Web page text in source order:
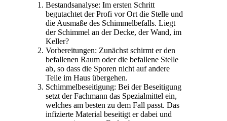
Bestandsanalyse: Im ersten Schritt
begutachtet der Profi vor Ort die Stelle und
die Ausmaße des Schimmelbefalls. Liegt
der Schimmel an der Decke, der Wand, im
Keller?
Vorbereitungen: Zunächst schirmt er den
befallenen Raum oder die befallene Stelle
ab, so dass die Sporen nicht auf andere
Teile im Haus übergehen.
Schimmelbeseitigung: Bei der Beseitigung
setzt der Fachmann das Spezialmittel ein,
welches am besten zu dem Fall passt. Das
infizierte Material beseitigt er dabei und